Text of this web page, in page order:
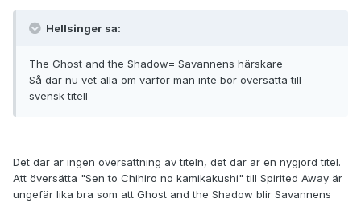
Hellsinger sa:
The Ghost and the Shadow= Savannens härskare
Så där nu vet alla om varför man inte bör översätta till
svensk titell
Det där är ingen översättning av titeln, det där är en nygjord titel.
Att översätta "Sen to Chihiro no kamikakushi" till Spirited Away är
ungefär lika bra som att Ghost and the Shadow blir Savannens